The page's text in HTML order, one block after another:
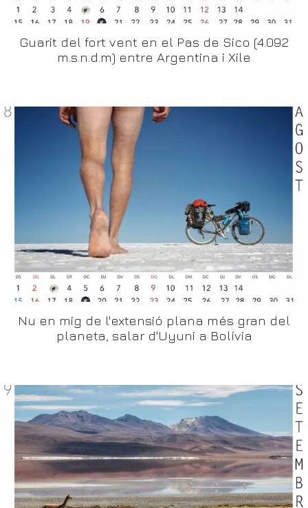
Guarit del fort vent en el Pas de Sico (4.092
m.s.n.d.m) entre Argentina i Xile
Nu en mig de l'extensió plana més gran del
planeta, salar d'Uyuni a Bolívia